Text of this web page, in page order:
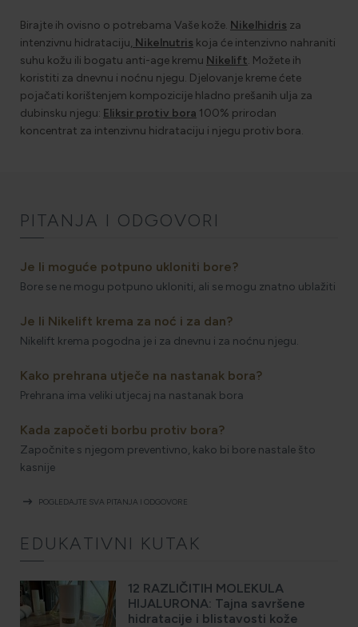
Birajte ih ovisno o potrebama Vaše kože. Nikelhidris za
intenzivnu hidrataciju, Nikelnutris koja će intenzivno nahraniti
suhu kožu ili bogatu anti-age kremu Nikelift. Možete ih
koristiti za dnevnu i noćnu njegu. Djelovanje kreme ćete
pojačati korištenjem kompozicije hladno prešanih ulja za
dubinsku njegu: Eliksir protiv bora 100% prirodan
koncentrat za intenzivnu hidrataciju i njegu protiv bora.
PITANJA I ODGOVORI
Je li moguće potpuno ukloniti bore?
Bore se ne mogu potpuno ukloniti, ali se mogu znatno ublažiti
Je li Nikelift krema za noć i za dan?
Nikelift krema pogodna je i za dnevnu i za noćnu njegu.
Kako prehrana utječe na nastanak bora?
Prehrana ima veliki utjecaj na nastanak bora
Kada započeti borbu protiv bora?
Započnite s njegom preventivno, kako bi bore nastale što
kasnije
arrow_right_alt POGLEDAJTE SVA PITANJA I ODGOVORE
EDUKATIVNI KUTAK
12 RAZLIČITIH MOLEKULA
HIJALURONA: Tajna savršene
hidratacije i blistavosti kože